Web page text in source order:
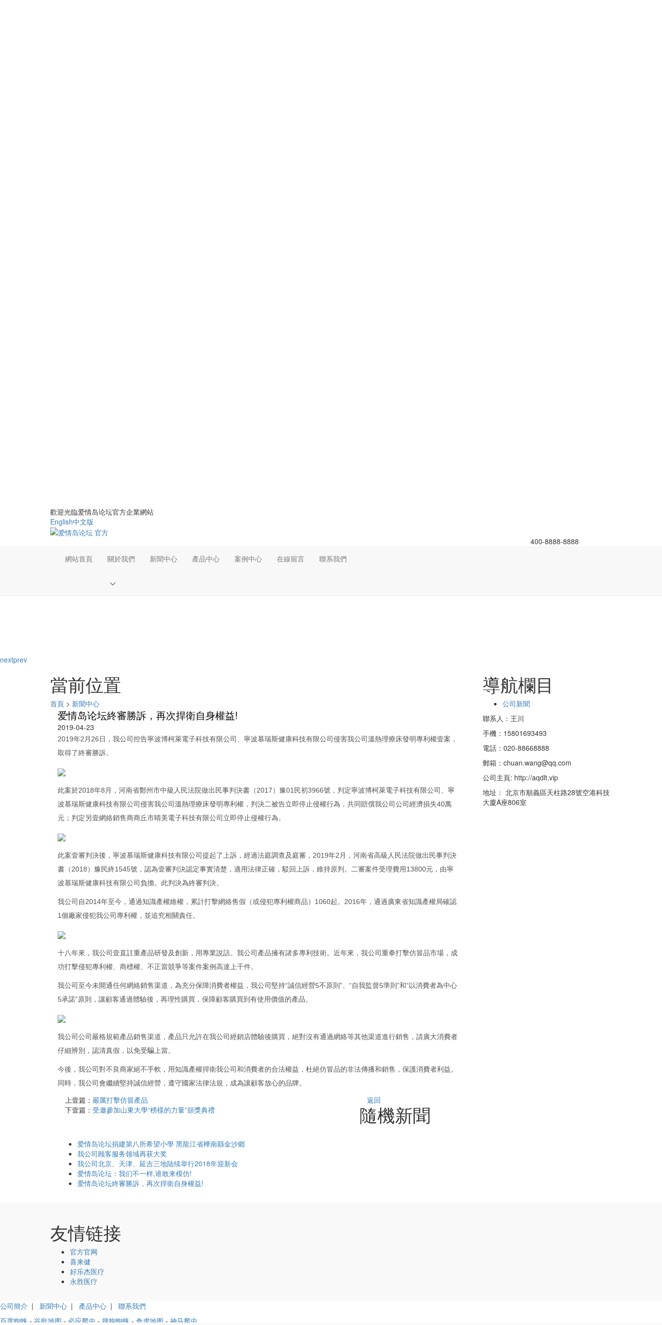
歡迎光臨爱情岛论坛官方企業網站
English中文版
400-8888-8888
網站首頁
關於我們 新聞中心 產品中心 案例中心 在線留言 聯系我們
nextprev
當前位置
首頁 > 新聞中心
爱情岛论坛終審勝訴，再次捍衛自身權益!
2019-04-23
2019年2月26日，我公司控告寧波博柯萊電子科技有限公司、寧波慕瑞斯健康科技有限公司侵害我公司溫熱理療床發明專利權壹案，
取得了終審勝訴。
此案於2018年8月，河南省鄭州市中級人民法院做出民事判決書（2017）豫01民初3966號，判定寧波博柯萊電子科技有限公司、寧
波慕瑞斯健康科技有限公司侵害我公司溫熱理療床發明專利權，判決二被告立即停止侵權行為，共同賠償我公司公司經濟損失40萬
元；判定另壹網絡銷售商商丘市晴美電子科技有限公司立即停止侵權行為。
此案壹審判決後，寧波慕瑞斯健康科技有限公司提起了上訴，經過法庭調查及庭審，2019年2月，河南省高級人民法院做出民事判決
書（2018）豫民終1545號，認為壹審判決認定事實清楚，適用法律正確，駁回上訴，維持原判。二審案件受理費用13800元，由寧
波慕瑞斯健康科技有限公司負擔。此判決為終審判決。
我公司自2014年至今，通過知識產權維權，累計打擊網絡售假（或侵犯專利權商品）1060起。2016年，通過廣東省知識產權局確認
1個廠家侵犯我公司專利權，並追究相關責任。
十八年來，我公司壹直註重產品研發及創新，用專業說話。我公司產品擁有諸多專利技術。近年來，我公司重拳打擊仿冒品市場，成
功打擊侵犯專利權、商標權、不正當競爭等案件案例高達上千件。
我公司至今未開通任何網絡銷售渠道，為充分保障消費者權益，我公司堅持“誠信經營5不原則”、“自我監督5準則”和“以消費者為中心
5承諾”原則，讓顧客通過體驗後，再理性購買，保障顧客購買到有使用價值的產品。
我公司公司嚴格規範產品銷售渠道，產品只允許在我公司經銷店體驗後購買，絕對沒有通過網絡等其他渠道進行銷售，請廣大消費者
仔細辨別，認清真假，以免受騙上當。
今後，我公司對不良商家絕不手軟，用知識產權捍衛我公司和消費者的合法權益，杜絕仿冒品的非法傳播和銷售，保護消費者利益。
同時，我公司會繼續堅持誠信經營，遵守國家法律法規，成為讓顧客放心的品牌。
上壹篇： 嚴厲打擊仿冒產品
下壹篇： 受邀參加山東大學“榜樣的力量”頒獎典禮
返回
隨機新聞
爱情岛论坛捐建第八所希望小學 黑龍江省樺南縣金沙鄉
我公司顾客服务领域再获大奖
我公司北京、天津、延吉三地陆续举行2018年迎新会
爱情岛论坛：我们不一样,谁敢来模仿!
爱情岛论坛終審勝訴，再次捍衛自身權益!
導航欄目
公司新聞
聯系人：王川
手機：15801693493
電話：020-88668888
郵箱：chuan.wang@qq.com
公司主頁: http://aqdlt.vip
地址： 北京市順義區天柱路28號空港科技
大廈A座806室
友情链接
官方官网
喜来健
好乐杰医疗
永胜医疗
公司簡介 | 新聞中心 | 產品中心 | 聯系我們
百度蜘蛛 - 谷歌地图 - 必应爬虫 - 搜狗蜘蛛 - 奇虎地图 - 神马爬虫